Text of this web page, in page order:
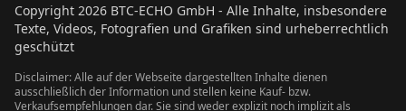
Copyright 2026 BTC-ECHO GmbH - Alle Inhalte, insbesondere
Texte, Videos, Fotografien und Grafiken sind urheberrechtlich
geschützt
Disclaimer: Alle auf der Webseite dargestellten Inhalte dienen
ausschließlich der Information und stellen keine Kauf- bzw.
Verkaufsempfehlungen dar. Sie sind weder explizit noch implizit als